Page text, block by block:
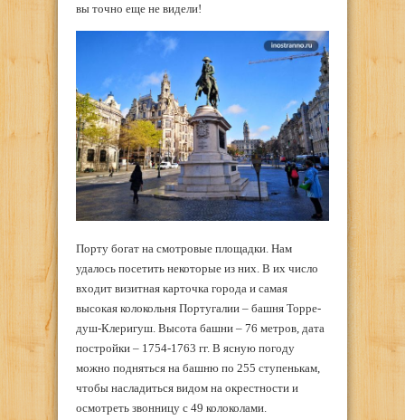
вы точно еще не видели!
Порту богат на смотровые площадки. Нам
удалось посетить некоторые из них. В их число
входит визитная карточка города и самая
высокая колокольня Португалии – башня Торре-
душ-Клеригуш. Высота башни – 76 метров, дата
постройки – 1754-1763 гг. В ясную погоду
можно подняться на башню по 255 ступенькам,
чтобы насладиться видом на окрестности и
осмотреть звонницу с 49 колоколами.